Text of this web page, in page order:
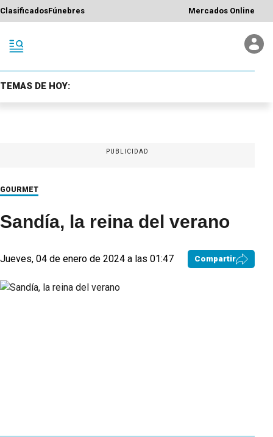
ClasificadosFúnebres Mercados Online
TEMAS DE HOY:
PUBLICIDAD
GOURMET
Sandía, la reina del verano
Jueves, 04 de enero de 2024 a las 01:47 Compartir